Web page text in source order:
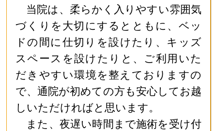
当院は、柔らかく入りやすい雰囲気
づくりを大切にするとともに、ベッ
ドの間に仕切りを設けたり、キッズ
スペースを設けたりと、ご利用いた
だきやすい環境を整えておりますの
で、通院が初めての方も安心してお越
しいただければと思います。
また、夜遅い時間まで施術を受け付